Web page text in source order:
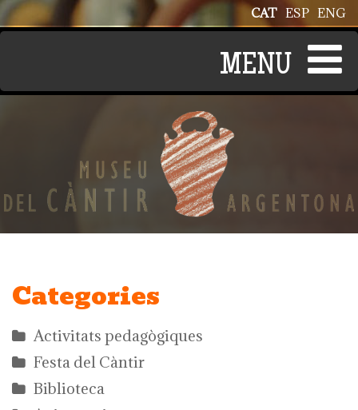
Vés al contingut ENG
ESP
CAT
Categories
Activitats pedagògiques
Festa del Càntir
Biblioteca